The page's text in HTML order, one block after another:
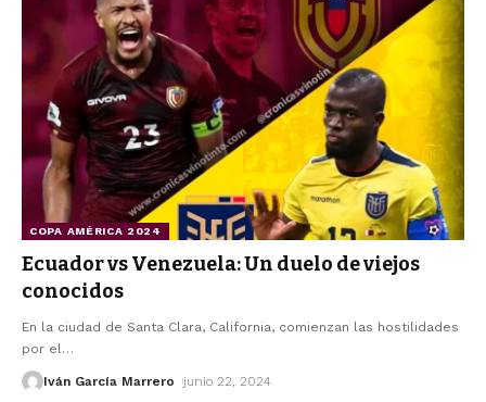
COPA AMÉRICA 2024
Ecuador vs Venezuela: Un duelo de viejos
conocidos
En la ciudad de Santa Clara, California, comienzan las hostilidades
por el…
Iván García Marrero junio 22, 2024